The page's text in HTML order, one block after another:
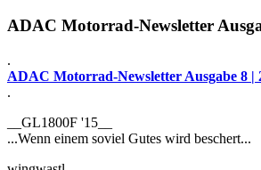
ADAC Motorrad-Newsletter
.
ADAC Motorrad-Newsletter Ausgabe 8 |
.
__GL1800F '15__
...Wenn einem soviel Gutes wird beschert...